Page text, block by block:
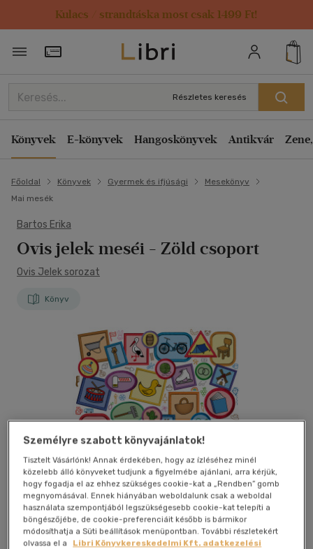
Kulacs / strandtáska most csak 1499 Ft!
Törzsvásárlói Kártya adatai
Részletes keresés
Könyvek E-könyvek Hangoskönyvek Antikvár
Főoldal Könyvek Gyermek és ifjúsági
Mesekönyv
Mai mesék
Bartos Erika
Ovis jelek meséi - Zöld csoport
Ovis Jelek sorozat
Könyv
Személyre szabott könyvajánlatok!
Tisztelt Vásárlónk! Annak érdekében, hogy az ízléséhez minél
közelebb álló könyveket tudjunk a figyelmébe ajánlani, arra kérjük,
hogy fogadja el az ehhez szükséges cookie-kat a „Rendben” gomb
megnyomásával. Ennek hiányában weboldalunk csak a weboldal
használata szempontjából legszükségesebb cookie-kat telepíti a
böngészőjébe, de cookie-preferenciáit később is bármikor
módosíthatja a Süti beállítások menüpontban. További részletekért
olvassa el a
Libri Könyvkereskedelmi Kft. adatkezelési